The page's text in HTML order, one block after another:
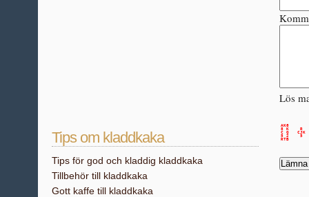
Lös
AK6
8 K    R
C Q
5 2    5
Tips om kladdkaka
Tips för god och kladdig kladdkaka
Tillbehör till kladdkaka
Gott kaffe till kladdkaka